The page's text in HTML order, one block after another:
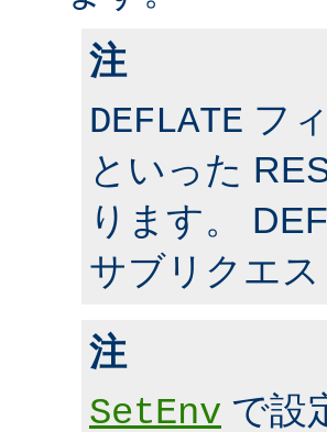
注
DEFLATE フ
といった
ります。
サブリクエ
注
SetEnv で設